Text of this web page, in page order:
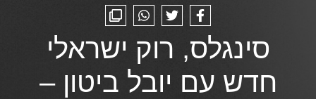
סינגלס, רוק ישראלי
חדש עם יובל ביטון –